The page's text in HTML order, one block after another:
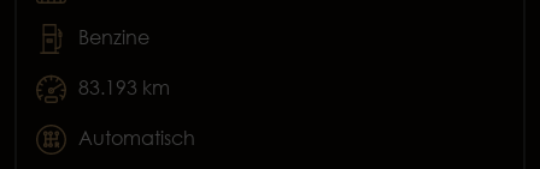
Benzine
83.193 km
Automatisch